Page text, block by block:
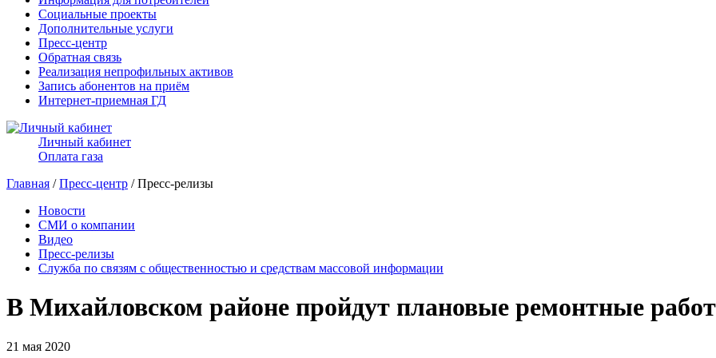
Социальные проекты
Дополнительные услуги
Пресс-центр
Обратная связь
Реализация непрофильных активов
Запись абонентов на приём
Интернет-приемная ГД
Личный кабинет
Оплата газа
Главная /Пресс-центр / Пресс-релизы
Новости
СМИ о компании
Видео
Пресс-релизы
Служба по связям с общественностью и средствам массовой информации
В Михайловском районе пройдут плановые ремонтные
21 мая 2020